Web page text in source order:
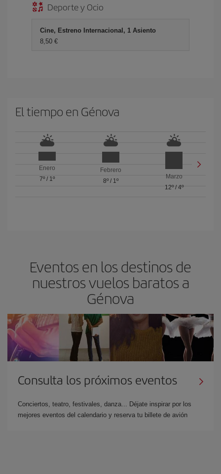
Deporte y Ocio
Cine, Estreno Internacional, 1 Asiento
8,50 €
El tiempo en Génova
Enero
7º/ 1º
Febrero
8º/ 1º
Marzo
12º/ 4º
Eventos en los destinos de
nuestros vuelos baratos a
Génova
Consulta los próximos eventos
Conciertos, teatro, festivales, danza... Déjate inspirar por los
mejores eventos del calendario y reserva tu billete de avión